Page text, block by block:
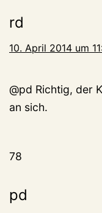
rd
10. April 2014 um
@pd Richtig, der
an sich.
78
pd